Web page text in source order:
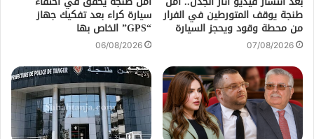
طنجة يوقف المتورطين في الفرار
من محطة وقود ويحجز السيارة
07/08/2026
سيارة كراء بعد تفكيك جهاز
“GPS” الخاص بها
06/08/2026